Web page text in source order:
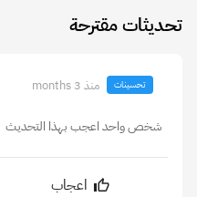
تحديثات مقترحة
تحسينات منذ 3 months
شخص واحد اعجب بهذا التحديث
اعجاب